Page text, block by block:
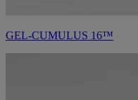
GEL-CUMULUS 16™